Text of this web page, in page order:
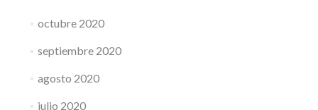
octubre 2020
septiembre 2020
agosto 2020
julio 2020